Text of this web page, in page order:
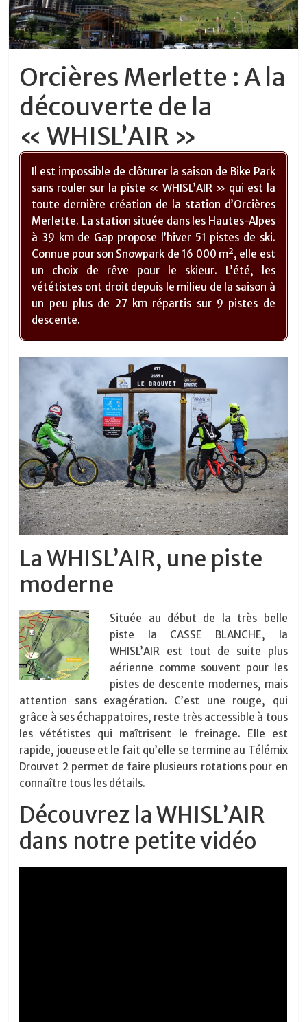
Orcières Merlette : A la
découverte de la
« WHISL’AIR »
Il est impossible de clôturer la saison de Bike Park
sans rouler sur la piste « WHISL’AIR » qui est la
toute dernière création de la station d’Orcières
Merlette. La station située dans les Hautes-Alpes
à 39 km de Gap propose l’hiver 51 pistes de ski.
Connue pour son Snowpark de 16 000 m², elle est
un choix de rêve pour le skieur. L’été, les
vététistes ont droit depuis le milieu de la saison à
un peu plus de 27 km répartis sur 9 pistes de
descente.
La WHISL’AIR, une piste
moderne
Située au début de la très belle
piste la CASSE BLANCHE, la
WHISL’AIR est tout de suite plus
aérienne comme souvent pour les
pistes de descente modernes, mais
attention sans exagération. C’est une rouge, qui
grâce à ses échappatoires, reste très accessible à tous
les vététistes qui maîtrisent le freinage. Elle est
rapide, joueuse et le fait qu’elle se termine au Télémix
Drouvet 2 permet de faire plusieurs rotations pour en
connaître tous les détails.
Découvrez la WHISL’AIR
dans notre petite vidéo